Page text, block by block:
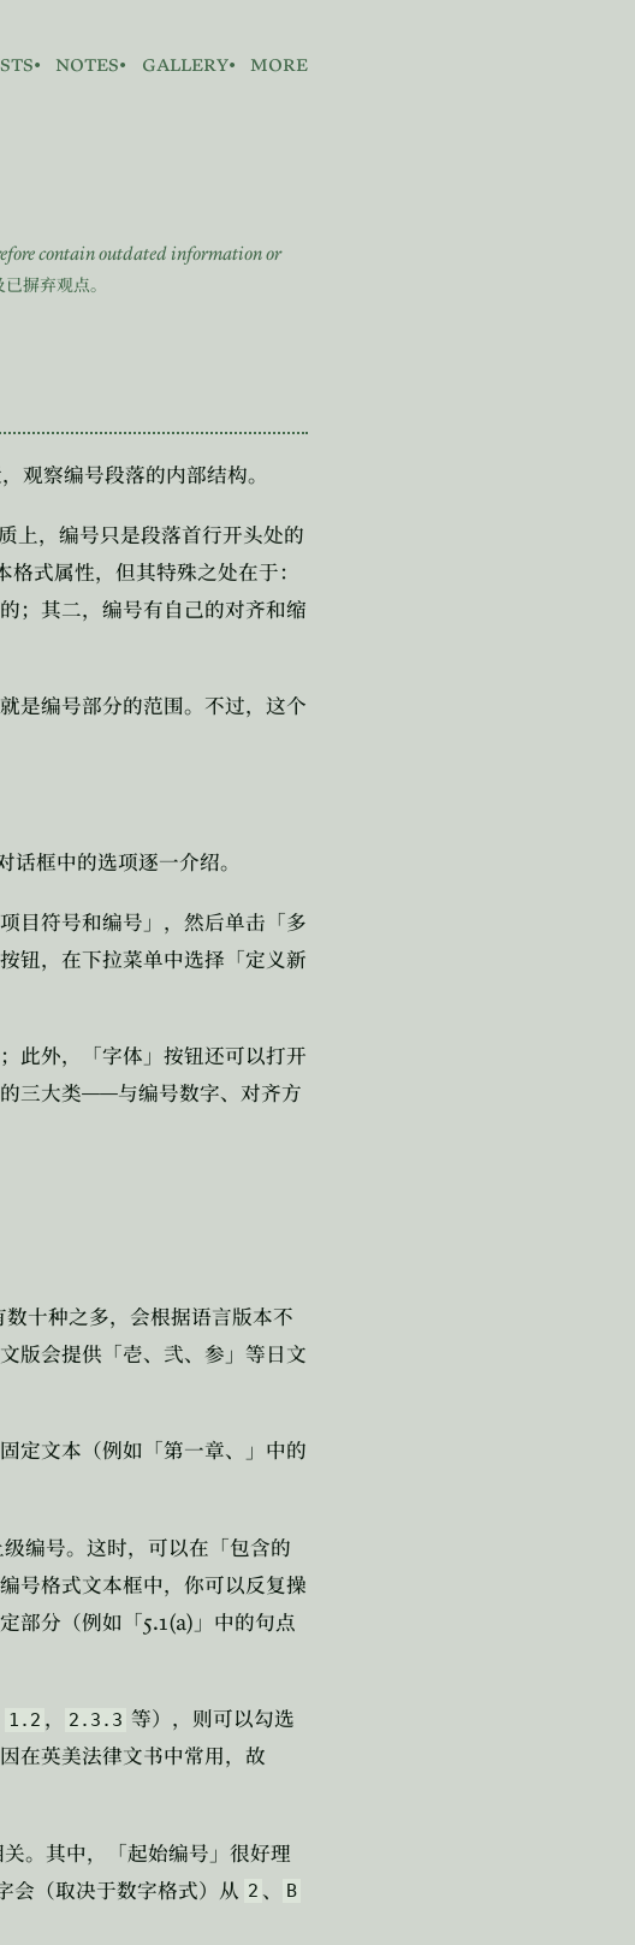
notes gallery more
contain outdated information or
摒弃观点。
观察编号段落的内部结构。
上，编号只是段落首行开头处的
式属性，但其特殊之处在于：
；其二，编号有自己的对齐和缩
是编号部分的范围。不过，这个
话框中的选项逐一介绍。
目符号和编号」，然后单击「多
钮，在下拉菜单中选择「定义新
此外，「字体」按钮还可以打开
三大类——与编号数字、对齐方
数十种之多，会根据语言版本不
版会提供「壱、弐、参」等日文
定文本（例如「第一章、」中的
编号。这时，可以在「包含的
号格式文本框中，你可以反复操
部分（例如「5.1(a) 」中的句点
1.2 ， 2.3.3 等），则可以勾选
在英美法律文书中常用，故
。其中，「起始编号」很好理
会（取决于数字格式）从 2 、 B